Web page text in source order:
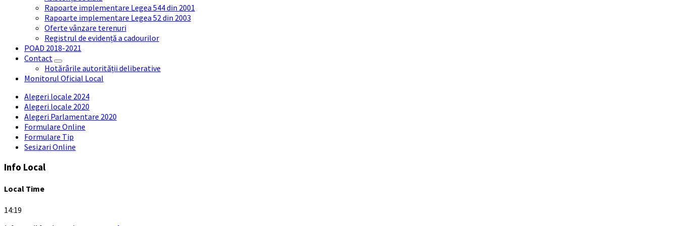
Rapoarte implementare Legea 544 din 2001
Rapoarte implementare Legea 52 din 2003
Oferte vânzare terenuri
Registrul de evidență a cadourilor
POAD 2018-2021
Contact
Hotărârile autorității deliberative
Monitorul Oficial Local
Alegeri locale 2024
Alegeri locale 2020
Alegeri Parlamentare 2020
Formulare Online
Formulare Tip
Sesizari Online
Info Local
Local Time
14:19